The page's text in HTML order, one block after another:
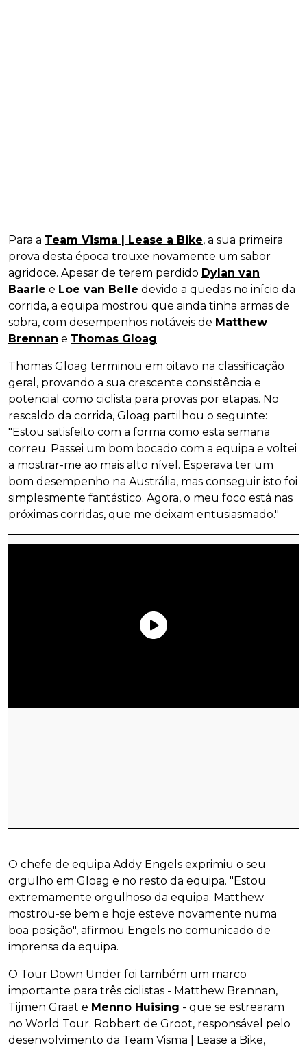
Para a Team Visma | Lease a Bike, a sua primeira
prova desta época trouxe novamente um sabor
agridoce. Apesar de terem perdido Dylan van
Baarle e Loe van Belle devido a quedas no início da
corrida, a equipa mostrou que ainda tinha armas de
sobra, com desempenhos notáveis de Matthew
Brennan e Thomas Gloag.
Thomas Gloag terminou em oitavo na classificação
geral, provando a sua crescente consistência e
potencial como ciclista para provas por etapas. No
rescaldo da corrida, Gloag partilhou o seguinte:
"Estou satisfeito com a forma como esta semana
correu. Passei um bom bocado com a equipa e voltei
a mostrar-me ao mais alto nível. Esperava ter um
bom desempenho na Austrália, mas conseguir isto foi
simplesmente fantástico. Agora, o meu foco está nas
próximas corridas, que me deixam entusiasmado."
O chefe de equipa Addy Engels exprimiu o seu
orgulho em Gloag e no resto da equipa. "Estou
extremamente orgulhoso da equipa. Matthew
mostrou-se bem e hoje esteve novamente numa
boa posição", afirmou Engels no comunicado de
imprensa da equipa.
O Tour Down Under foi também um marco
importante para três ciclistas - Matthew Brennan,
Tijmen Graat e Menno Huising - que se estrearam
no World Tour. Robbert de Groot, responsável pelo
desenvolvimento da Team Visma | Lease a Bike,